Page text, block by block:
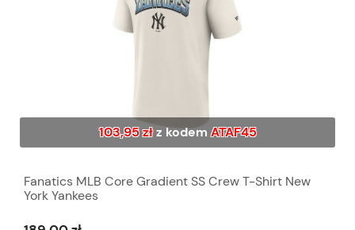
103,95 złz kodemATAF45
Fanatics MLB Core Gradient SS Crew T-Shirt New
York Yankees